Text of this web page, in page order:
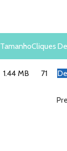
TamanhoCliques
1.44 MB 71